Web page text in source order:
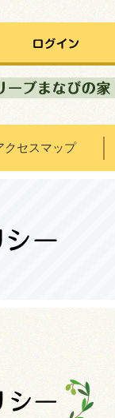
クセスマップ